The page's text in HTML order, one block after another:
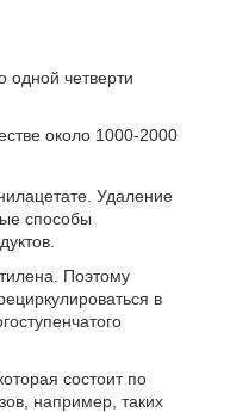
одной четверти
около 1000-2000
Удаление
способы
Поэтому
в
состоит по
например, таких